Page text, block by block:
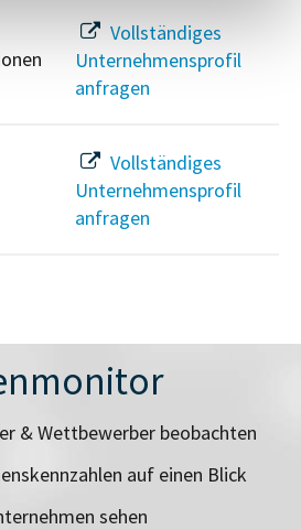
Vollständiges
Unternehmensprofil
anfragen
Vollständiges
Unternehmensprofil
anfragen
& Wettbewerber beobachten
auf einen Blick
sehen